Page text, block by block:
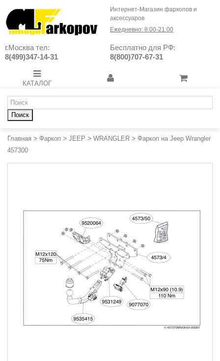
Интернет-Магазин фаркопов и
аксессуаров
Ежедневно: 8:00-21:00
г.Москва тел:
8(499)347-14-31
Бесплатно для РФ:
8(800)707-67-31
КАТАЛОГ
Поиск
Главная > Фаркоп > JEEP > WRANGLER > Фаркоп на Jeep Wrangler
457300